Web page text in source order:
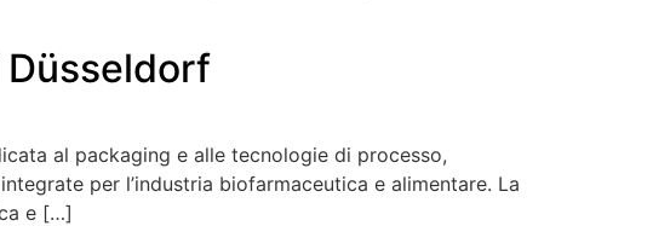
al packaging e alle tecnologie di processo,
per l’industria biofarmaceutica e alimentare. La
e […]